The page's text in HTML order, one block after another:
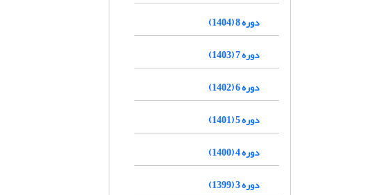
دوره 8 (1404)
دوره 7 (1403)
دوره 6 (1402)
دوره 5 (1401)
دوره 4 (1400)
دوره 3 (1399)